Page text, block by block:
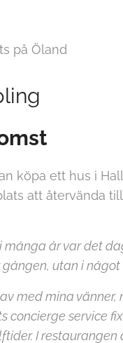
på Öland
köpa ett hus i
att återvända
många år var det
utan i
med mina vänner,
concierge service
I